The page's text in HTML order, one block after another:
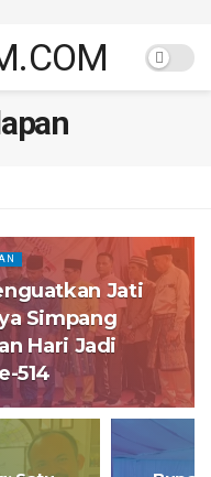
Jati
Simpang
Hari Jadi
514